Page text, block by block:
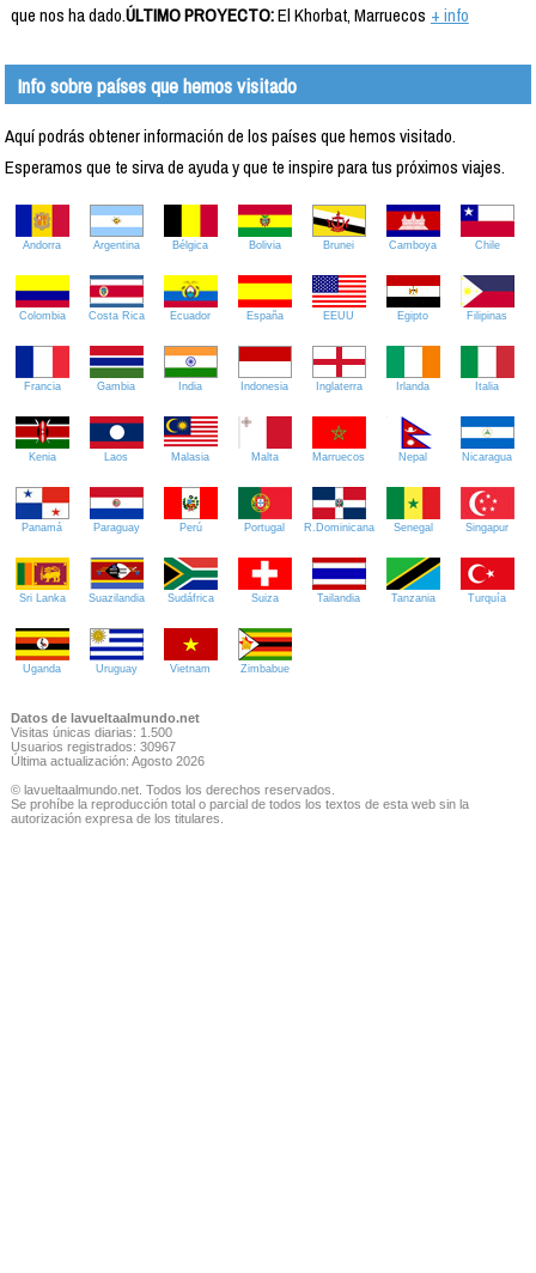
que nos ha dado.ÚLTIMO PROYECTO:El Khorbat, Marruecos + info
Info sobre países que hemos visitado
Aquí podrás obtener información de los países que hemos visitado.
Esperamos que te sirva de ayuda y que te inspire para tus próximos viajes.
Andorra Argentina Bélgica Bolivia Brunei Camboya Chile
Colombia Costa Rica Ecuador España EEUU Egipto Filipinas
Francia Gambia India Indonesia Inglaterra Irlanda Italia
Kenia Laos Malasia Malta Marruecos Nepal Nicaragua
Panamá Paraguay Perú Portugal R.Dominicana Senegal Singapur
Sri Lanka Suazilandia Sudáfrica Suiza Tailandia Tanzania Turquía
Uganda Uruguay Vietnam Zimbabue
Datos de lavueltaalmundo.net
Visitas únicas diarias: 1.500
Usuarios registrados: 30967
Última actualización: Agosto 2026
© lavueltaalmundo.net. Todos los derechos reservados.
Se prohíbe la reproducción total o parcial de todos los textos de esta web sin la
autorización expresa de los titulares.